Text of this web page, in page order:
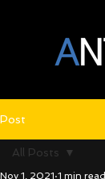
Post
All Posts
Nov 1, 2021 1 min read